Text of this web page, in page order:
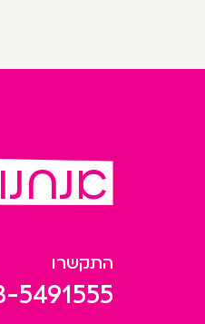
התקשרו
5491555